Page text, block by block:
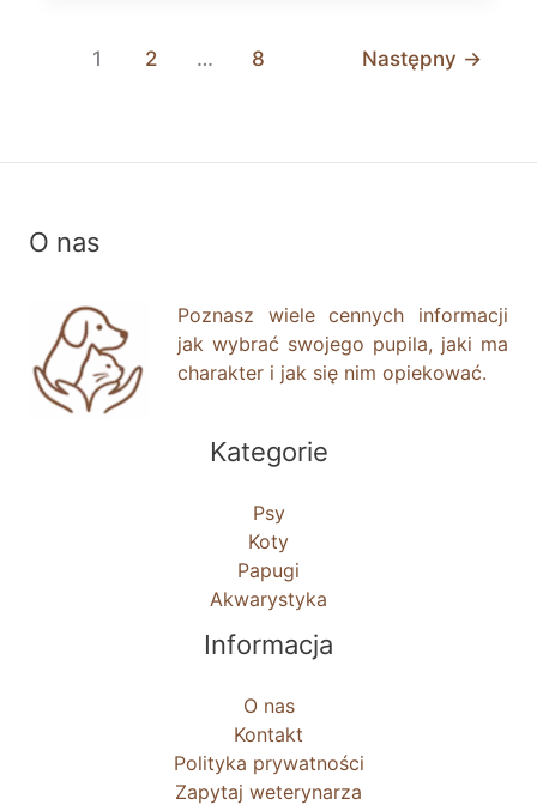
1 2 … 8 Następny →
O nas
Poznasz wiele cennych informacji
jak wybrać swojego pupila, jaki ma
charakter i jak się nim opiekować.
Kategorie
Psy
Koty
Papugi
Akwarystyka
Informacja
O nas
Kontakt
Polityka prywatności
Zapytaj weterynarza